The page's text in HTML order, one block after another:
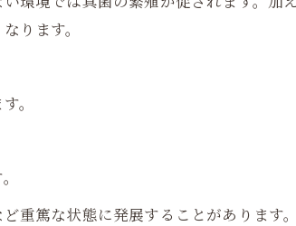
ります。
。
重篤な状態に発展することがあります。